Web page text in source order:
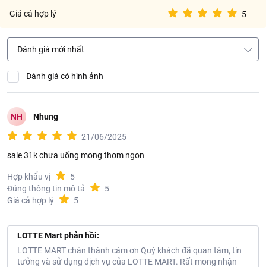
Giá cả hợp lý
5
Đánh giá mới nhất
Đánh giá có hình ảnh
NH Nhung
21/06/2025
sale 31k chưa uống mong thơm ngon
Hợp khẩu vị
5
Đúng thông tin mô tả
5
Giá cả hợp lý
5
LOTTE Mart phản hồi:
LOTTE MART chân thành cám ơn Quý khách đã quan tâm, tin
tưởng và sử dụng dịch vụ của LOTTE MART. Rất mong nhận